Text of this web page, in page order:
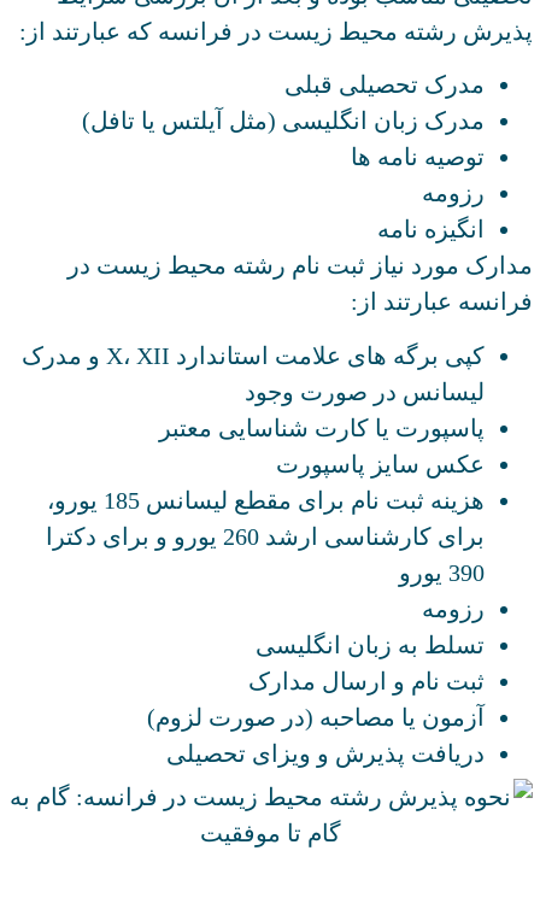
پذیرش رشته محیط زیست در فرانسه که عبارتند از:
مدرک تحصیلی قبلی
مدرک زبان انگلیسی (مثل آیلتس یا تافل)
توصیه نامه ها
رزومه
انگیزه نامه
مدارک مورد نیاز ثبت نام رشته محیط زیست در
فرانسه عبارتند از:
کپی برگه های علامت استاندارد X، XII و مدرک
لیسانس در صورت وجود
پاسپورت یا کارت شناسایی معتبر
عکس سایز پاسپورت
هزینه ثبت نام برای مقطع لیسانس 185 یورو،
برای کارشناسی ارشد 260 یورو و برای دکترا
390 یورو
رزومه
تسلط به زبان انگلیسی
ثبت نام و ارسال مدارک
آزمون یا مصاحبه (در صورت لزوم)
دریافت پذیرش و ویزای تحصیلی